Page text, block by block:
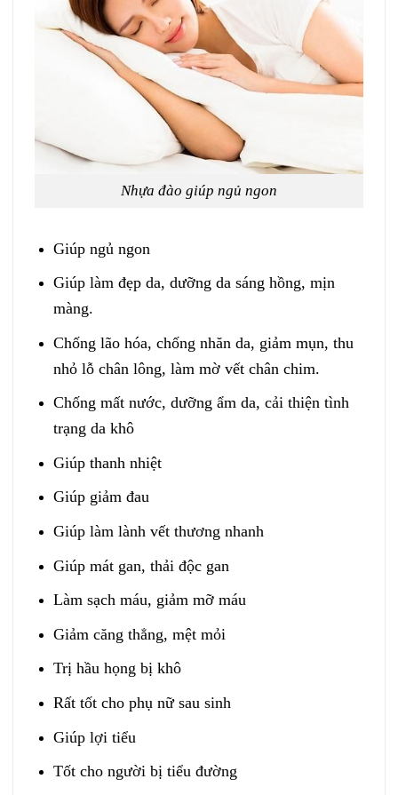
Nhựa đào giúp ngủ ngon
Giúp ngủ ngon
Giúp làm đẹp da, dưỡng da sáng hồng, mịn
màng.
Chống lão hóa, chống nhăn da, giảm mụn, thu
nhỏ lỗ chân lông, làm mờ vết chân chim.
Chống mất nước, dưỡng ẩm da, cải thiện tình
trạng da khô
Giúp thanh nhiệt
Giúp giảm đau
Giúp làm lành vết thương nhanh
Giúp mát gan, thải độc gan
Làm sạch máu, giảm mỡ máu
Giảm căng thẳng, mệt mỏi
Trị hầu họng bị khô
Rất tốt cho phụ nữ sau sinh
Giúp lợi tiểu
Tốt cho người bị tiểu đường